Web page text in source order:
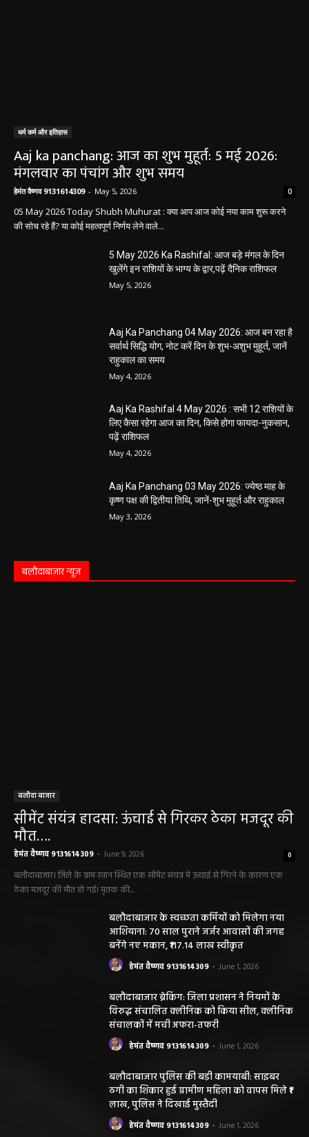
धर्म कर्म और इतिहास
Aaj ka panchang: आज का शुभ मुहूर्त: 5 मई 2026:
मंगलवार का पंचांग और शुभ समय
हेमंत वैष्णव 9131614309 - May 5, 2026 0
05 May 2026 Today Shubh Muhurat : क्या आप आज कोई नया काम शुरू करने
की सोच रहे हैं? या कोई महत्वपूर्ण निर्णय लेने वाले...
5 May 2026 Ka Rashifal: आज बड़े मंगल के दिन
खुलेंगे इन राशियों के भाग्य के द्वार,पढ़ें दैनिक राशिफल
May 5, 2026
Aaj Ka Panchang 04 May 2026: आज बन रहा है
सर्वार्थ सिद्धि योग, नोट करें दिन के शुभ-अशुभ मुहूर्त, जानें
राहुकाल का समय
May 4, 2026
Aaj Ka Rashifal 4 May 2026 : सभी 12 राशियों के
लिए कैसा रहेगा आज का दिन, किसे होगा फायदा-नुकसान,
पढ़ें राशिफल
May 4, 2026
Aaj Ka Panchang 03 May 2026: ज्येष्ठ माह के
कृष्ण पक्ष की द्वितीया तिथि, जानें-शुभ मुहूर्त और राहुकाल
May 3, 2026
बलौदाबाज़ार न्यूज़
बलौदा बाजार
सीमेंट संयंत्र हादसा: ऊंचाई से गिरकर ठेका मजदूर की
मौत….
हेमंत वैष्णव 9131614309 - June 9, 2026 0
बलौदाबाजार। जिले के ग्राम रवान स्थित एक सीमेंट संयंत्र में ऊंचाई से गिरने के कारण एक
ठेका मजदूर की मौत हो गई। मृतक की...
बलौदाबाजार के स्वच्छता कर्मियों को मिलेगा नया
आशियाना: 70 साल पुराने जर्जर आवासों की जगह
बनेंगे नए मकान, ₹117.14 लाख स्वीकृत
हेमंत वैष्णव 9131614309 - June 1, 2026
बलौदाबाजार ब्रेकिंग: जिला प्रशासन ने नियमों के
विरुद्ध संचालित क्लीनिक को किया सील, क्लीनिक
संचालकों में मची अफरा-तफरी
हेमंत वैष्णव 9131614309 - June 1, 2026
बलौदाबाजार पुलिस की बड़ी कामयाबी: साइबर
ठगी का शिकार हुई ग्रामीण महिला को वापस मिले ₹1
लाख, पुलिस ने दिखाई मुस्तैदी
हेमंत वैष्णव 9131614309 - June 1, 2026